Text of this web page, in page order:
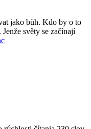
jako bůh. Kdo by o to
světy se začínají